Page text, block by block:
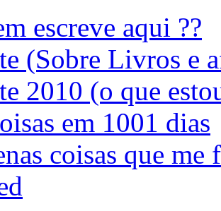
escreve aqui ??
(Sobre Livros e
2010 (o que
em 1001 dias
coisas que me